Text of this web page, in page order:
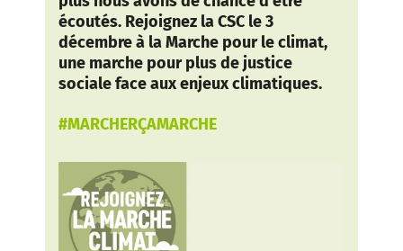
écoutés. Rejoignez la CSC le 3
décembre à la Marche pour le climat,
une marche pour plus de justice
sociale face aux enjeux climatiques.
#MARCHERÇAMARCHE